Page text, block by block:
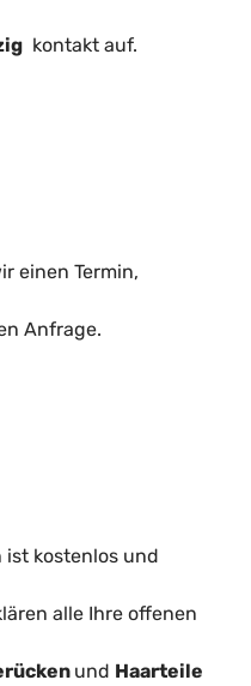
kontakt auf.
einen Termin,
Anfrage.
ist kostenlos und
alle Ihre offenen
und Haarteile